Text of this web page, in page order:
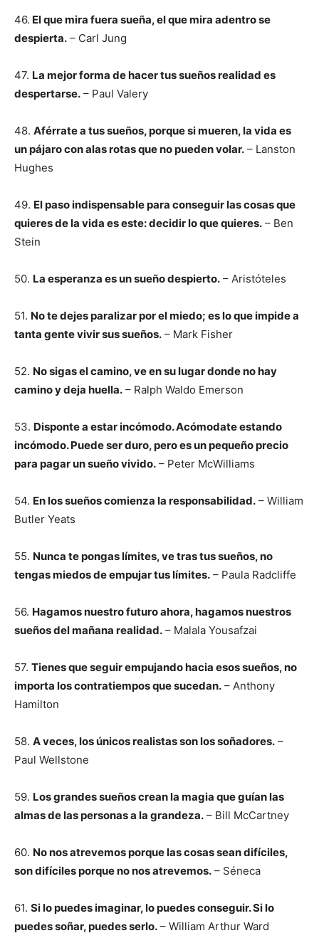
46. El que mira fuera sueña, el que mira adentro se
despierta. – Carl Jung
47. La mejor forma de hacer tus sueños realidad es
despertarse. – Paul Valery
48. Aférrate a tus sueños, porque si mueren, la vida es
un pájaro con alas rotas que no pueden volar. – Lanston
Hughes
49. El paso indispensable para conseguir las cosas que
quieres de la vida es este: decidir lo que quieres. – Ben
Stein
50. La esperanza es un sueño despierto. – Aristóteles
51. No te dejes paralizar por el miedo; es lo que impide a
tanta gente vivir sus sueños. – Mark Fisher
52. No sigas el camino, ve en su lugar donde no hay
camino y deja huella. – Ralph Waldo Emerson
53. Disponte a estar incómodo. Acómodate estando
incómodo. Puede ser duro, pero es un pequeño precio
para pagar un sueño vivido. – Peter McWilliams
54. En los sueños comienza la responsabilidad. – William
Butler Yeats
55. Nunca te pongas límites, ve tras tus sueños, no
tengas miedos de empujar tus límites. – Paula Radcliffe
56. Hagamos nuestro futuro ahora, hagamos nuestros
sueños del mañana realidad. – Malala Yousafzai
57. Tienes que seguir empujando hacia esos sueños, no
importa los contratiempos que sucedan. – Anthony
Hamilton
58. A veces, los únicos realistas son los soñadores. –
Paul Wellstone
59. Los grandes sueños crean la magia que guían las
almas de las personas a la grandeza. – Bill McCartney
60. No nos atrevemos porque las cosas sean difíciles,
son difíciles porque no nos atrevemos. – Séneca
61. Si lo puedes imaginar, lo puedes conseguir. Si lo
puedes soñar, puedes serlo. – William Arthur Ward